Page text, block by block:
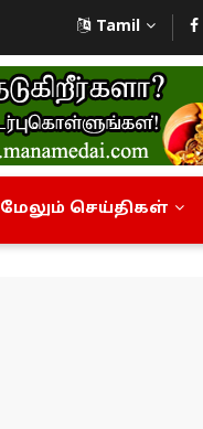
Tamil
மேலும் செய்திகள்